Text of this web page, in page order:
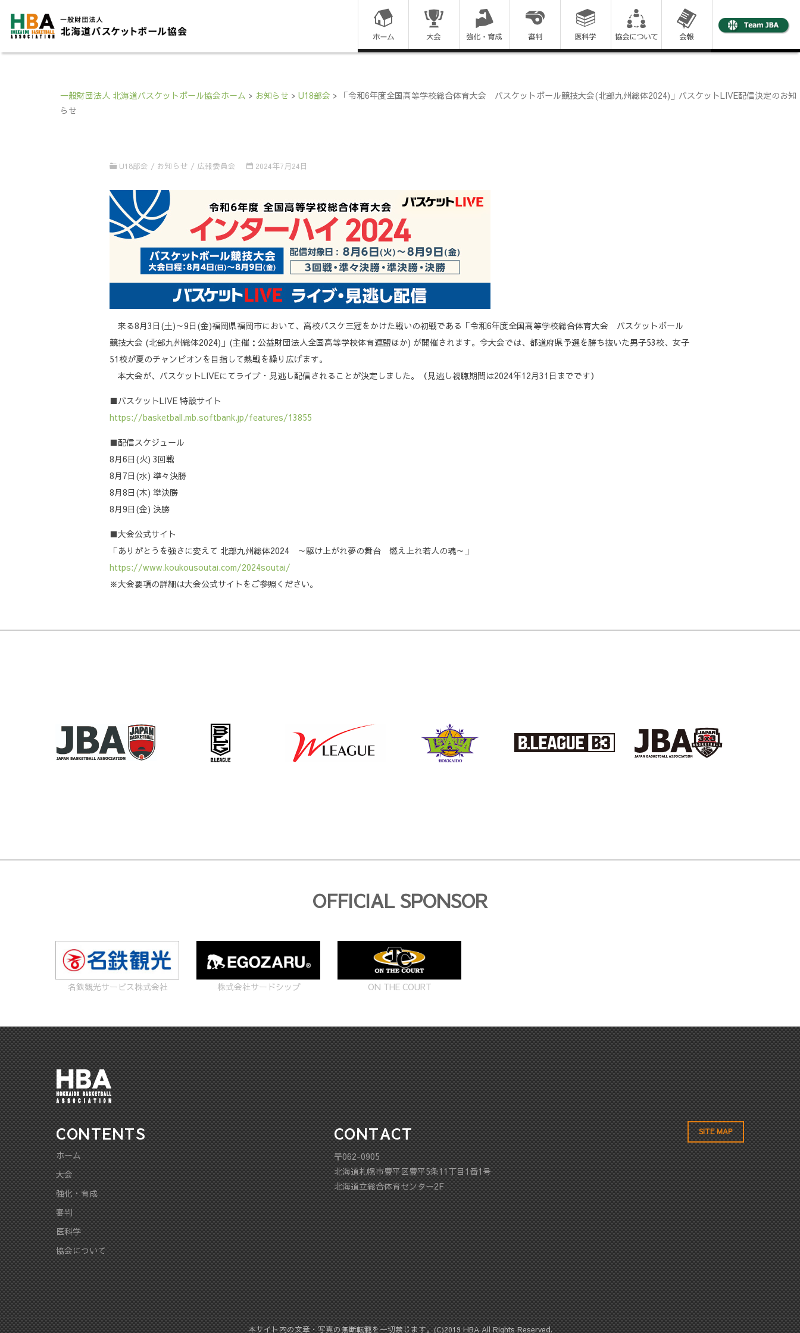
コ
ン
ッ
プ
す
る
一般財団法人 北海道バスケットボール協会ホーム > お知らせ > U18部会 > 「令和6年度全国高等学校総合体育大会 バスケットボール競技大会(北部九州総体2024)」バスケットLIVE配信決定のお知
らせ
U18部会 / お知らせ / 広報委員会 2024年7月24日
来る8月3日(土)～9日(金)福岡県福岡市において、高校バスケ三冠をかけた戦いの初戦である「令和6年度全国高等学校総合体育大会 バスケットボール
競技大会 (北部九州総体2024)」(主催：公益財団法人全国高等学校体育連盟ほか) が開催されます。今大会では、都道府県予選を勝ち抜いた男子53校、女子
51校が夏のチャンピオンを目指して熱戦を繰り広げます。
本大会が、バスケットLIVEにてライブ・見逃し配信されることが決定しました。（見逃し視聴期間は2024年12月31日までです）
■バスケットLIVE 特設サイト
https://basketball.mb.softbank.jp/features/13855
■配信スケジュール
8月6日(火) 3回戦
8月7日(水) 準々決勝
8月8日(木) 準決勝
8月9日(金) 決勝
■大会公式サイト
「ありがとうを強さに変えて 北部九州総体2024 ～駆け上がれ夢の舞台 燃え上れ若人の魂～」
https://www.koukousoutai.com/2024soutai/
※大会要項の詳細は大会公式サイトをご参照ください。
OFFICIAL SPONSOR
名鉄観光サービス株式会社 株式会社サードシップ ON THE COURT
CONTENTS
ホーム
大会
強化・育成
審判
医科学
協会について
CONTACT
〒062-0905
北海道札幌市豊平区豊平5条11丁目1番1号
北海道立総合体育センター2F
SITE MAP
本サイト内の文章・写真の無断転載を一切禁じます。(C)2019 HBA All Rights Reserved.